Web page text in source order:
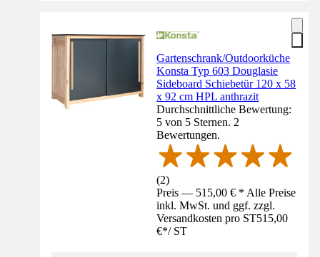
Gartenschrank/Outdoorküche
Konsta Typ 603 Douglasie
Sideboard Schiebetür 120 x 58
x 92 cm HPL anthrazit
Durchschnittliche Bewertung:
5 von 5 Sternen. 2
Bewertungen.
(2)
Preis — 515,00 € * Alle Preise
inkl. MwSt. und ggf. zzgl.
Versandkosten pro ST515,00
€*/ ST